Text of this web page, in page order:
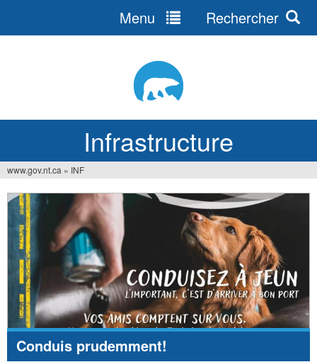
Infrastructure
Menu Rechercher
Vous
êtes
ici
www.gov.nt.ca » INF
Conduis prudemment!
Suivez le ministère de l’Infrastructure sur